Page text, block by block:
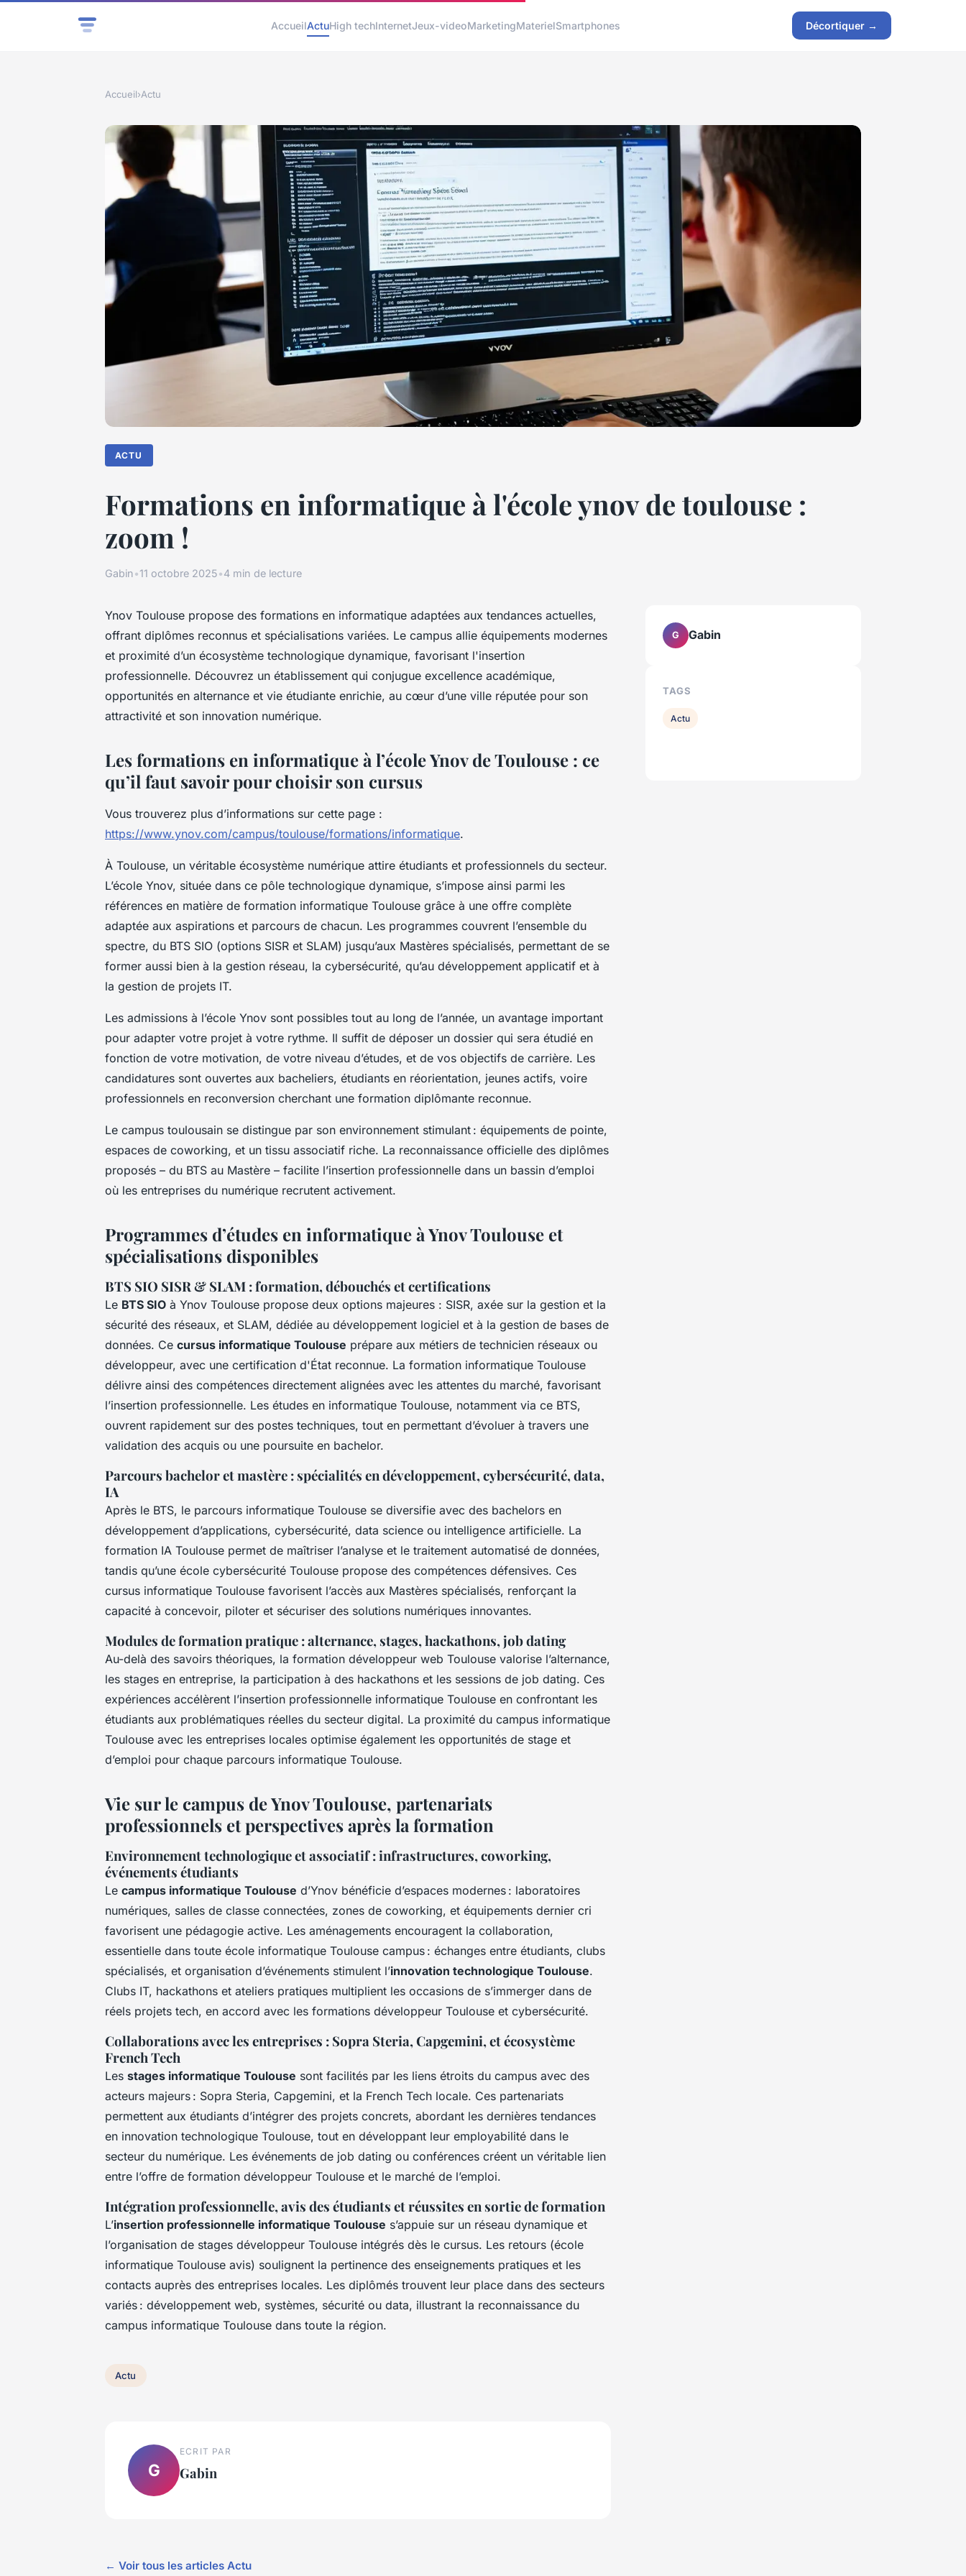
AccueilActuHigh techInternetJeux-videoMarketingMaterielSmartphones Décortiquer →
Accueil›Actu
ACTU
Formations en informatique à l'école ynov de toulouse :
zoom !
Gabin•11 octobre 2025•4 min de lecture
Ynov Toulouse propose des formations en informatique adaptées aux tendances actuelles,
offrant diplômes reconnus et spécialisations variées. Le campus allie équipements modernes
et proximité d’un écosystème technologique dynamique, favorisant l'insertion
professionnelle. Découvrez un établissement qui conjugue excellence académique,
opportunités en alternance et vie étudiante enrichie, au cœur d’une ville réputée pour son
attractivité et son innovation numérique.
Les formations en informatique à l’école Ynov de Toulouse : ce
qu’il faut savoir pour choisir son cursus
Vous trouverez plus d’informations sur cette page :
https://www.ynov.com/campus/toulouse/formations/informatique.
À Toulouse, un véritable écosystème numérique attire étudiants et professionnels du secteur.
L’école Ynov, située dans ce pôle technologique dynamique, s’impose ainsi parmi les
références en matière de formation informatique Toulouse grâce à une offre complète
adaptée aux aspirations et parcours de chacun. Les programmes couvrent l’ensemble du
spectre, du BTS SIO (options SISR et SLAM) jusqu’aux Mastères spécialisés, permettant de se
former aussi bien à la gestion réseau, la cybersécurité, qu’au développement applicatif et à
la gestion de projets IT.
Les admissions à l’école Ynov sont possibles tout au long de l’année, un avantage important
pour adapter votre projet à votre rythme. Il suffit de déposer un dossier qui sera étudié en
fonction de votre motivation, de votre niveau d’études, et de vos objectifs de carrière. Les
candidatures sont ouvertes aux bacheliers, étudiants en réorientation, jeunes actifs, voire
professionnels en reconversion cherchant une formation diplômante reconnue.
Le campus toulousain se distingue par son environnement stimulant : équipements de pointe,
espaces de coworking, et un tissu associatif riche. La reconnaissance officielle des diplômes
proposés – du BTS au Mastère – facilite l’insertion professionnelle dans un bassin d’emploi
où les entreprises du numérique recrutent activement.
Programmes d’études en informatique à Ynov Toulouse et
spécialisations disponibles
BTS SIO SISR & SLAM : formation, débouchés et certifications
Le BTS SIO à Ynov Toulouse propose deux options majeures : SISR, axée sur la gestion et la
sécurité des réseaux, et SLAM, dédiée au développement logiciel et à la gestion de bases de
données. Ce cursus informatique Toulouse prépare aux métiers de technicien réseaux ou
développeur, avec une certification d'État reconnue. La formation informatique Toulouse
délivre ainsi des compétences directement alignées avec les attentes du marché, favorisant
l’insertion professionnelle. Les études en informatique Toulouse, notamment via ce BTS,
ouvrent rapidement sur des postes techniques, tout en permettant d’évoluer à travers une
validation des acquis ou une poursuite en bachelor.
Parcours bachelor et mastère : spécialités en développement, cybersécurité, data,
IA
Après le BTS, le parcours informatique Toulouse se diversifie avec des bachelors en
développement d’applications, cybersécurité, data science ou intelligence artificielle. La
formation IA Toulouse permet de maîtriser l’analyse et le traitement automatisé de données,
tandis qu’une école cybersécurité Toulouse propose des compétences défensives. Ces
cursus informatique Toulouse favorisent l’accès aux Mastères spécialisés, renforçant la
capacité à concevoir, piloter et sécuriser des solutions numériques innovantes.
Modules de formation pratique : alternance, stages, hackathons, job dating
Au-delà des savoirs théoriques, la formation développeur web Toulouse valorise l’alternance,
les stages en entreprise, la participation à des hackathons et les sessions de job dating. Ces
expériences accélèrent l’insertion professionnelle informatique Toulouse en confrontant les
étudiants aux problématiques réelles du secteur digital. La proximité du campus informatique
Toulouse avec les entreprises locales optimise également les opportunités de stage et
d’emploi pour chaque parcours informatique Toulouse.
Vie sur le campus de Ynov Toulouse, partenariats
professionnels et perspectives après la formation
Environnement technologique et associatif : infrastructures, coworking,
événements étudiants
Le campus informatique Toulouse d’Ynov bénéficie d’espaces modernes : laboratoires
numériques, salles de classe connectées, zones de coworking, et équipements dernier cri
favorisent une pédagogie active. Les aménagements encouragent la collaboration,
essentielle dans toute école informatique Toulouse campus : échanges entre étudiants, clubs
spécialisés, et organisation d’événements stimulent l’innovation technologique Toulouse.
Clubs IT, hackathons et ateliers pratiques multiplient les occasions de s’immerger dans de
réels projets tech, en accord avec les formations développeur Toulouse et cybersécurité.
Collaborations avec les entreprises : Sopra Steria, Capgemini, et écosystème
French Tech
Les stages informatique Toulouse sont facilités par les liens étroits du campus avec des
acteurs majeurs : Sopra Steria, Capgemini, et la French Tech locale. Ces partenariats
permettent aux étudiants d’intégrer des projets concrets, abordant les dernières tendances
en innovation technologique Toulouse, tout en développant leur employabilité dans le
secteur du numérique. Les événements de job dating ou conférences créent un véritable lien
entre l’offre de formation développeur Toulouse et le marché de l’emploi.
Intégration professionnelle, avis des étudiants et réussites en sortie de formation
L’insertion professionnelle informatique Toulouse s’appuie sur un réseau dynamique et
l’organisation de stages développeur Toulouse intégrés dès le cursus. Les retours (école
informatique Toulouse avis) soulignent la pertinence des enseignements pratiques et les
contacts auprès des entreprises locales. Les diplômés trouvent leur place dans des secteurs
variés : développement web, systèmes, sécurité ou data, illustrant la reconnaissance du
campus informatique Toulouse dans toute la région.
Actu
G
ECRIT PAR
Gabin
← Voir tous les articles Actu
G Gabin
TAGS
Actu